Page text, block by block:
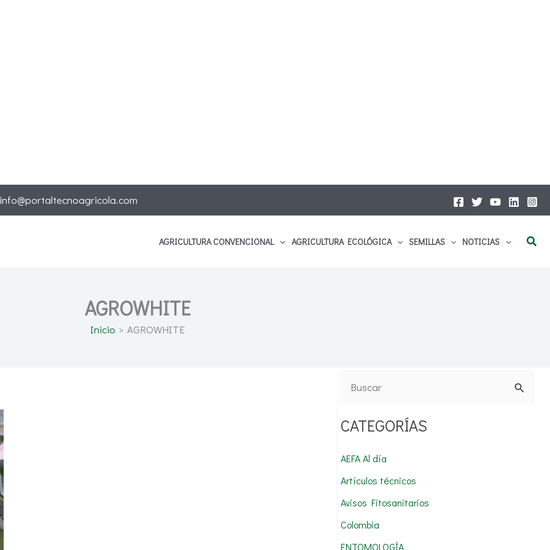
info@portaltecnoagricola.com
AGRICULTURA CONVENCIONAL AGRICULTURA ECOLÓGICA SEMILLAS NOTICIAS
AGROWHITE
Inicio AGROWHITE
s
r
p
o
r
CATEGORÍAS
AEFA Al día
Artículos técnicos
Avisos Fitosanitarios
Colombia
ENTOMOLOGÍA